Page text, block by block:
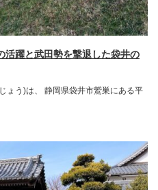
活躍と武田勢を撃退した袋井の
ょう)は、 静岡県袋井市鷲巣にある平